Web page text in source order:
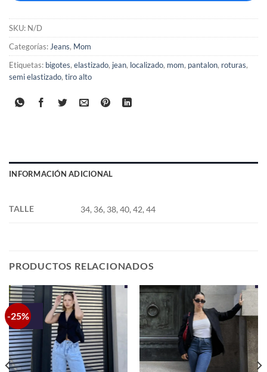
SKU: N/D
Categorías: Jeans, Mom
Etiquetas: bigotes, elastizado, jean, localizado, mom, pantalon, roturas,
semi elastizado, tiro alto
INFORMACIÓN ADICIONAL
TALLE 34, 36, 38, 40, 42, 44
PRODUCTOS RELACIONADOS
-25%